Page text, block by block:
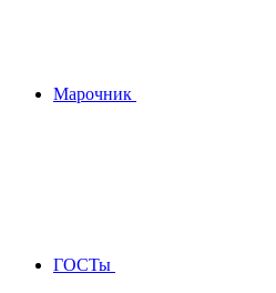
Марочник
ГОСТы